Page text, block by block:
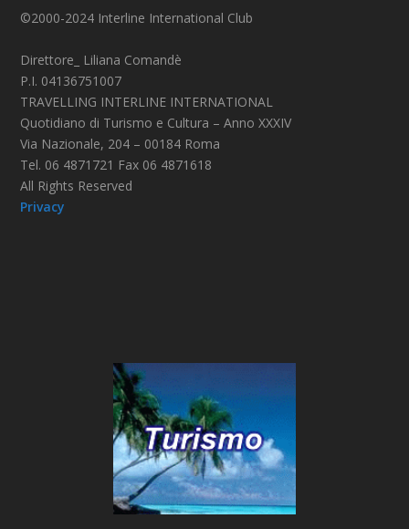
©2000-2024 Interline International Club
Direttore_ Liliana Comandè
P.I. 04136751007
TRAVELLING INTERLINE INTERNATIONAL
Quotidiano di Turismo e Cultura – Anno XXXIV
Via Nazionale, 204 – 00184 Roma
Tel. 06 4871721 Fax 06 4871618
All Rights Reserved
Privacy